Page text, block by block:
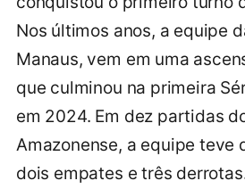
Nos últimos anos, a equipe
Manaus, vem em uma
que culminou na primeira
em 2024. Em dez partidas
Amazonense, a equipe teve
dois empates e três